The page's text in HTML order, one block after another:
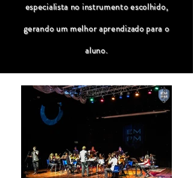
especialista no instrumento escolhido,
gerando um melhor aprendizado para o
aluno.